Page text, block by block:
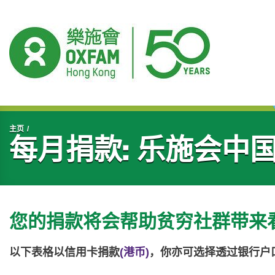
开始主要内容
主页
每月捐款: 乐施会中
您的捐款将会帮助贫穷社群带来
以下表格以信用卡捐款(港币) ，你亦可选择透过银行